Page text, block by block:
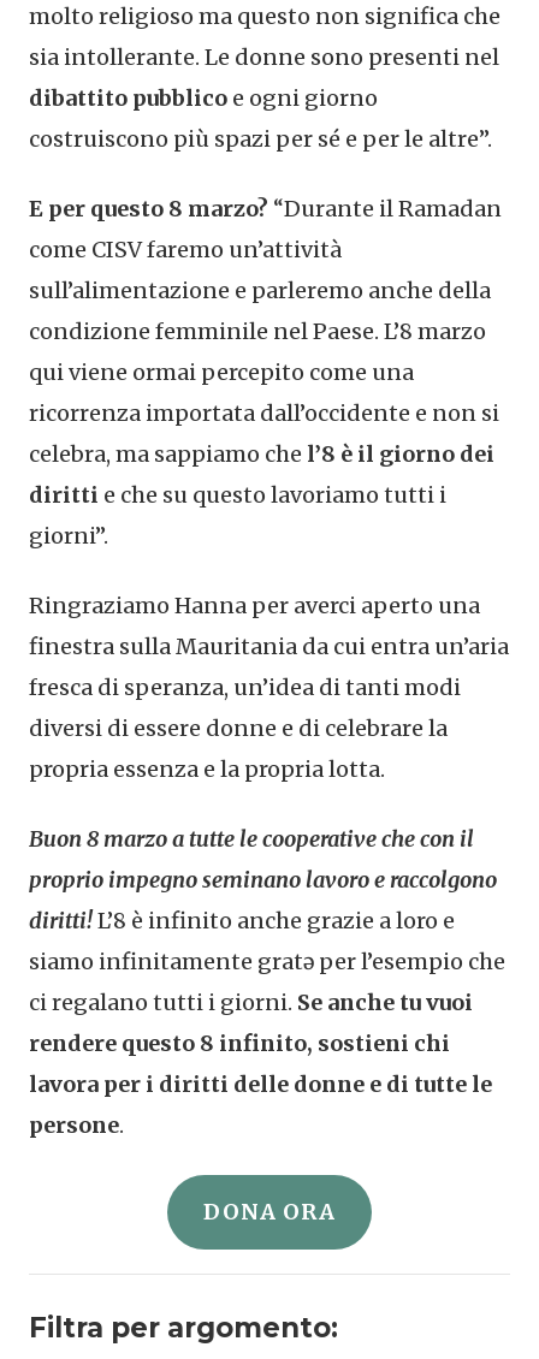
molto religioso ma questo non significa che
sia intollerante. Le donne sono presenti nel
dibattito pubblico e ogni giorno
costruiscono più spazi per sé e per le altre”.
E per questo 8 marzo? “Durante il Ramadan
come CISV faremo un’attività
sull’alimentazione e parleremo anche della
condizione femminile nel Paese. L’8 marzo
qui viene ormai percepito come una
ricorrenza importata dall’occidente e non si
celebra, ma sappiamo che l’8 è il giorno dei
diritti e che su questo lavoriamo tutti i
giorni”.
Ringraziamo Hanna per averci aperto una
finestra sulla Mauritania da cui entra un’aria
fresca di speranza, un’idea di tanti modi
diversi di essere donne e di celebrare la
propria essenza e la propria lotta.
Buon 8 marzo a tutte le cooperative che con il
proprio impegno seminano lavoro e raccolgono
diritti!L’8 è infinito anche grazie a loro e
siamo infinitamente gratə per l’esempio che
ci regalano tutti i giorni. Se anche tu vuoi
rendere questo 8 infinito, sostieni chi
lavora per i diritti delle donne e di tutte le
persone.
DONA ORA
Filtra per argomento: